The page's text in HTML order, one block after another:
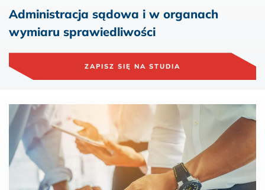
Administracja sądowa i w organach
wymiaru sprawiedliwości
ZAPISZ SIĘ NA STUDIA